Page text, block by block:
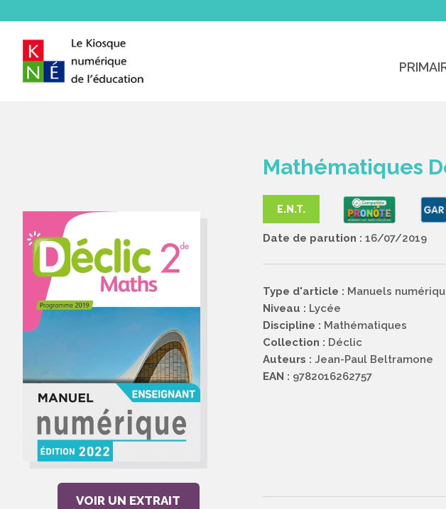
VOIR UN EXTRAIT
Mathématiques
E.N.T.
Date de parution : 16/07/2019
Type d'article : Manuels
Niveau : Lycée
Discipline : Mathématiques
Collection : Déclic
Auteurs : Jean-Paul Beltramone
EAN : 9782016262757